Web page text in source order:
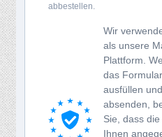
abbestellen.
Wir
als unsere
Plattform.
das Formular
ausfüllen und
absenden,
Sie, dass die
Ihnen